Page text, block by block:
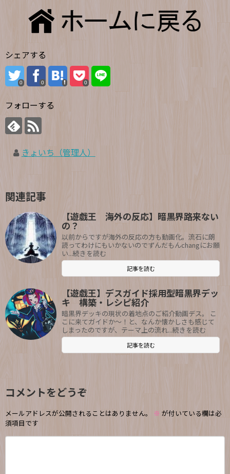
シェアする
0 0 0
フォローする
きょいち（管理人）
関連記事
【遊戯王 海外の反応】暗黒界路来ない
の？
以前からですが海外の反応の方も動画化。流石に朗
読ってわけにもいかないのでずんだもんchangにお願
い...続きを読む
記事を読む
【遊戯王】デスガイド採用型暗黒界デッ
キ 構築・レシピ紹介
暗黒界デッキの現状の着地点のご紹介動画デス。 こ
こに来てガイドか～！と、なんか懐かしさも感じて
しまったのですが、テーマ上の流れ...続きを読む
記事を読む
コメントをどうぞ
メールアドレスが公開されることはありません。 ※ が付いている欄は必
須項目です